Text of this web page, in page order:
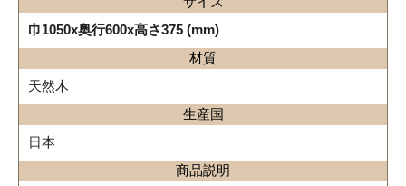
巾1050x奥行600x高さ375 (mm)
材質
天然木
生産国
日本
商品説明